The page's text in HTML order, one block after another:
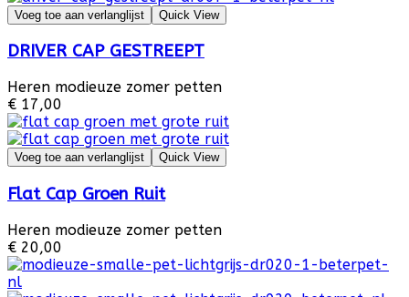
Voeg toe aan verlanglijst Quick View
DRIVER CAP GESTREEPT
Heren modieuze zomer petten
€ 17,00
Voeg toe aan verlanglijst Quick View
Flat Cap Groen Ruit
Heren modieuze zomer petten
€ 20,00